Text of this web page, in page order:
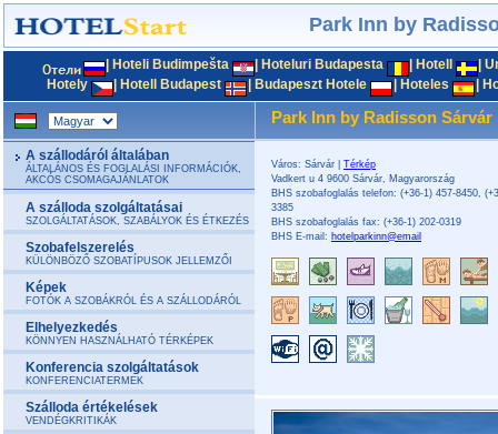
Park Inn by
Hoteli Budimpešta Hoteluri Budapesta Hotell
Hotely
Hotell Budapest Budapeszt Hotele Hoteles
Park Inn by Radisson
A szállodáról általában
ÁLTALÁNOS ÉS FOGLALÁSI INFORMÁCIÓK,
AKCÓS CSOMAGAJÁNLATOK
A szálloda szolgáltatásai
SZOLGÁLTATÁSOK, SZABÁLYOK ÉS ÉTKEZÉS
Szobafelszerelés
KÜLÖNBÖZŐ SZOBATÍPUSOK JELLEMZŐI
Képek
FOTÓK A SZOBÁKRÓL ÉS A SZÁLLODÁRÓL
Elhelyezkedés
KÖNNYEN HASZNÁLHATÓ TÉRKÉPEK
Konferencia szolgáltatások
KONFERENCIATERMEK
Szálloda értékelések
VENDÉGKRITIKÁK
Város: Sárvár | Térkép
Vadkert u 4 9600 Sárvár, Magyarország
BHS szobafoglalás telefon: (+36-1) 457-8450,
3385
BHS szobafoglalás fax: (+36-1) 202-0319
BHS E-mail: hotelparkinn@email